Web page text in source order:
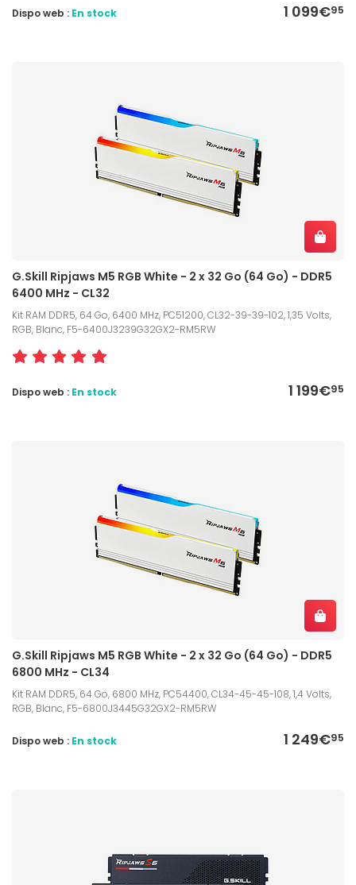
1 099€95
Dispo web : En stock
G.Skill Ripjaws M5 RGB White - 2 x 32 Go (64 Go) - DDR5
6400 MHz - CL32
Kit RAM DDR5, 64 Go, 6400 MHz, PC51200, CL32-39-39-102, 1,35 Volts,
RGB, Blanc, F5-6400J3239G32GX2-RM5RW
1 199€95
Dispo web : En stock
G.Skill Ripjaws M5 RGB White - 2 x 32 Go (64 Go) - DDR5
6800 MHz - CL34
Kit RAM DDR5, 64 Go, 6800 MHz, PC54400, CL34-45-45-108, 1,4 Volts,
RGB, Blanc, F5-6800J3445G32GX2-RM5RW
1 249€95
Dispo web : En stock